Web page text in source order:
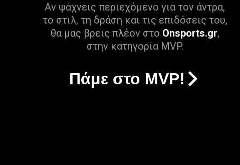
Αν ψάχνεις περιεχόμενο για τον άντρα,
το στιλ, τη δράση και τις επιδόσεις του,
θα μας βρεις πλέον στο Onsports.gr,
στην κατηγορία MVP.
Πάμε στο MVP!